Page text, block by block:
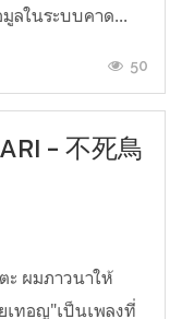
ลในระบบคาด...
50
- 不死鳥
ะ ผมภาวนาให้
เทอญ"เป็นเพลงที่